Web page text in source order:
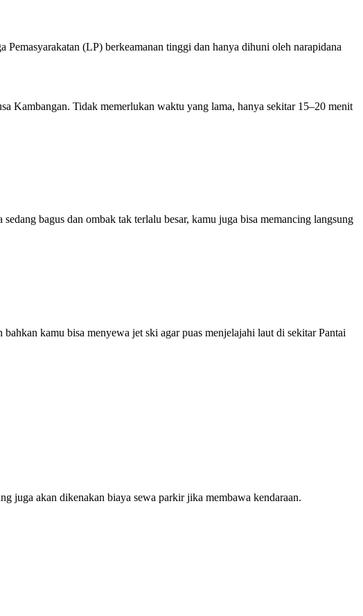
(LP) berkeamanan tinggi dan hanya dihuni oleh narapidana
Kambangan. Tidak memerlukan waktu yang lama, hanya sekitar 15–20 menit
bagus dan ombak tak terlalu besar, kamu juga bisa memancing langsung
bahkan kamu bisa menyewa jet ski agar puas menjelajahi laut di sekitar Pantai
juga akan dikenakan biaya sewa parkir jika membawa kendaraan.